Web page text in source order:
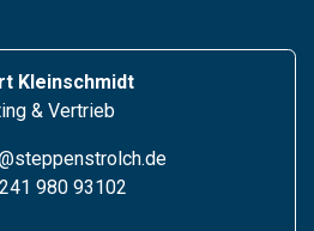
Kleinschmidt
& Vertrieb
980 93102